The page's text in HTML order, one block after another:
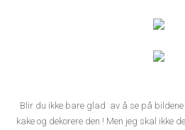
Blir du ikke bare glad av å se på bildene
kake og dekorere den ! Men jeg skal ikke